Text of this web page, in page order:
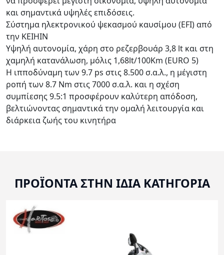
και σημαντικά υψηλές επιδόσεις.
Σύστημα ηλεκτρονικού ψεκασμού καυσίμου (EFI) από
την KEIHIN
Υψηλή αυτονομία, χάρη στο ρεζερβουάρ 3,8 lt και στη
χαμηλή κατανάλωση, μόλις 1,68lt/100Km (EURO 5)
Η ιπποδύναμη των 9.7 ps στις 8.500 σ.α.λ., η μέγιστη
ροπή των 8.7 Nm στις 7000 σ.α.λ. και η σχέση
συμπίεσης 9.5:1 προσφέρουν καλύτερη απόδοση,
βελτιώνοντας σημαντικά την ομαλή λειτουργία και
διάρκεια ζωής του κινητήρα
ΠΡΟΪΟΝΤΑ ΣΤΗΝ ΙΔΙΑ ΚΑΤΗΓΟΡΙΑ